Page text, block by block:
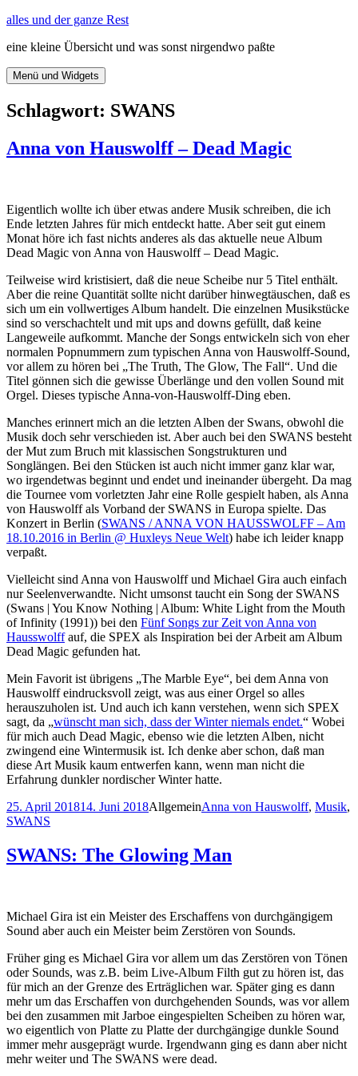
Zum
springen
alles und der ganze Rest
eine kleine Übersicht und was sonst nirgendwo paßte
Menü und Widgets
Schlagwort: SWANS
Anna von Hauswolff – Dead Magic
Eigentlich wollte ich über etwas andere Musik schreiben, die ich
Ende letzten Jahres für mich entdeckt hatte. Aber seit gut einem
Monat höre ich fast nichts anderes als das aktuelle neue Album
Dead Magic von Anna von Hauswolff – Dead Magic.
Teilweise wird kristisiert, daß die neue Scheibe nur 5 Titel enthält.
Aber die reine Quantität sollte nicht darüber hinwegtäuschen, daß es
sich um ein vollwertiges Album handelt. Die einzelnen Musikstücke
sind so verschachtelt und mit ups and downs gefüllt, daß keine
Langeweile aufkommt. Manche der Songs entwickeln sich von eher
normalen Popnummern zum typischen Anna von Hauswolff-Sound,
vor allem zu hören bei „The Truth, The Glow, The Fall“. Und die
Titel gönnen sich die gewisse Überlänge und den vollen Sound mit
Orgel. Dieses typische Anna-von-Hauswolff-Ding eben.
Manches erinnert mich an die letzten Alben der Swans, obwohl die
Musik doch sehr verschieden ist. Aber auch bei den SWANS besteht
der Mut zum Bruch mit klassischen Songstrukturen und
Songlängen. Bei den Stücken ist auch nicht immer ganz klar war,
wo irgendetwas beginnt und endet und ineinander übergeht. Da mag
die Tournee vom vorletzten Jahr eine Rolle gespielt haben, als Anna
von Hauswolff als Vorband der SWANS in Europa spielte. Das
Konzert in Berlin (SWANS / ANNA VON HAUSSWOLFF – Am
18.10.2016 in Berlin @ Huxleys Neue Welt) habe ich leider knapp
verpaßt.
Vielleicht sind Anna von Hauswolff und Michael Gira auch einfach
nur Seelenverwandte. Nicht umsonst taucht ein Song der SWANS
(Swans | You Know Nothing | Album: White Light from the Mouth
of Infinity (1991)) bei den Fünf Songs zur Zeit von Anna von
Hausswolffauf, die SPEX als Inspiration bei der Arbeit am Album
Dead Magic gefunden hat.
Mein Favorit ist übrigens „The Marble Eye“, bei dem Anna von
Hauswolff eindrucksvoll zeigt, was aus einer Orgel so alles
herauszuholen ist. Und auch ich kann verstehen, wenn sich SPEX
sagt, da „wünscht man sich, dass der Winter niemals endet.“ Wobei
für mich auch Dead Magic, ebenso wie die letzten Alben, nicht
zwingend eine Wintermusik ist. Ich denke aber schon, daß man
diese Art Musik kaum entwerfen kann, wenn man nicht die
Erfahrung dunkler nordischer Winter hatte.
Veröffentlicht
am
25. April 201814. Juni 2018Kategorien
AllgemeinSchlagwörter
Anna von Hauswolff, Musik,
SWANS
SWANS: The Glowing Man
Michael Gira ist ein Meister des Erschaffens von durchgängigem
Sound aber auch ein Meister beim Zerstören von Sounds.
Früher ging es Michael Gira vor allem um das Zerstören von Tönen
oder Sounds, was z.B. beim Live-Album Filth gut zu hören ist, das
für mich an der Grenze des Erträglichen war. Später ging es dann
mehr um das Erschaffen von durchgehenden Sounds, was vor allem
bei den zusammen mit Jarboe eingespielten Scheiben zu hören war,
wo eigentlich von Platte zu Platte der durchgängige dunkle Sound
immer mehr ausgeprägt wurde. Irgendwann ging es dann aber nicht
mehr weiter und The SWANS were dead.